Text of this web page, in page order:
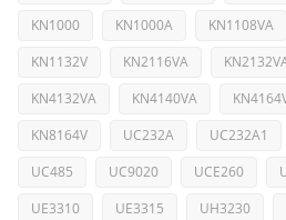
KN1000
KN1000A KN1108VA
KN1132V
KN2116VA
KN4132VA
KN4140VA
KN8164V
UC232A UC232A1
UC485
UC9020 UCE260
UE3310
UE3315 UH3230